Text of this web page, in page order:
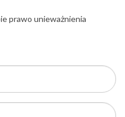
prawo unieważnienia